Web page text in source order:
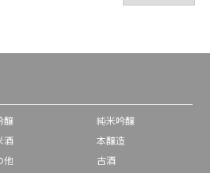
醸
純米吟醸
酒
本醸造
他
古酒